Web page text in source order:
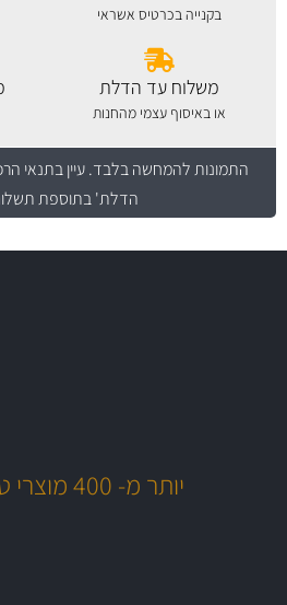
בקנייה בכרטיס אשראי
משלוח עד הדלת
או באיסוף עצמי מהחנות
התמונות להמחשה בלבד.עיין בתנאי
הדלת' בתוספת